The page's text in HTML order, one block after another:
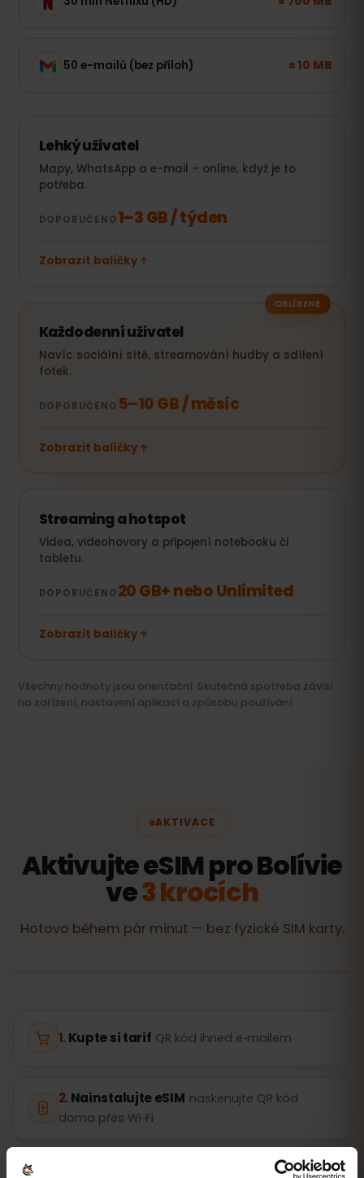
50 e-mailů (bez příloh) ± 10 MB
Lehký uživatel
Mapy, WhatsApp a e-mail – online, když je to
potřeba.
DOPORUČENO1–3 GB / týden
Zobrazit balíčky
OBLÍBENÉ
Každodenní uživatel
Navíc sociální sítě, streamování hudby a sdílení
fotek.
DOPORUČENO 5–10 GB / měsíc
Zobrazit balíčky
Streaming a hotspot
Videa, videohovory a připojení notebooku či
tabletu.
DOPORUČENO20 GB+ nebo Unlimited
Zobrazit balíčky
Všechny hodnoty jsou orientační. Skutečná spotřeba závisí
na zařízení, nastavení aplikací a způsobu používání.
AKTIVACE
Aktivujte eSIM pro Bolívie
ve3 krocích
Hotovo během pár minut — bez fyzické SIM karty.
Kupte si tarif QR kód ihned e‑mailem
Nainstalujte eSIM naskenujte QR kód
doma přes Wi‑Fi
zapněte datový roaming v